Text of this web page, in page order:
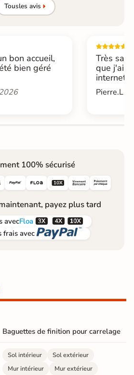
Tousles avis
bon accueil,
bien géré
Très
que j'ai
internet....
Pierre.L -
100% sécurisé
  
payez plus tard
avecFloa  
frais avec 
Baguettes de finition pour carrelage
Sol intérieur
Sol extérieur
Mur intérieur
Mur extérieur